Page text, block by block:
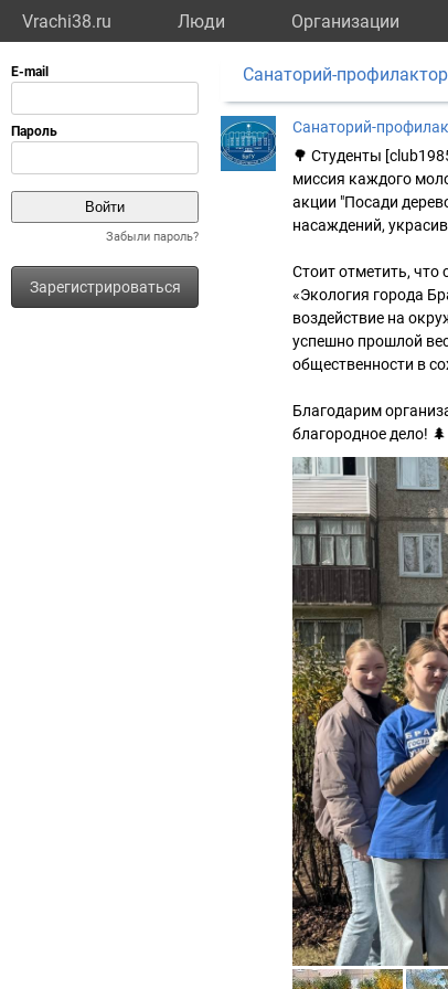
Vrachi38.ru Люди Организации
Забыли пароль?
Зарегистрироваться
Санаторий-
Санаторий-
🌳 Студенты
миссия каждого
акции "Посади
насаждений,
Стоит отметить,
«Экология города
воздействие на
успешно прошлой
общественности в
Благодарим
благородное дело! 🌲